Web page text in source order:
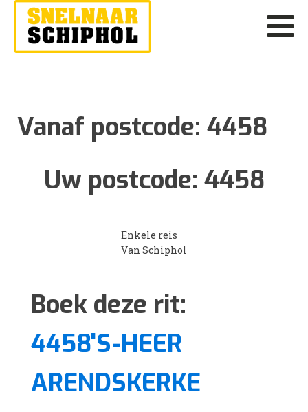
Vanaf postcode: 4458
Uw postcode: 4458
Enkele reis
Van Schiphol
Boek deze rit:
4458'S-HEER
ARENDSKERKE